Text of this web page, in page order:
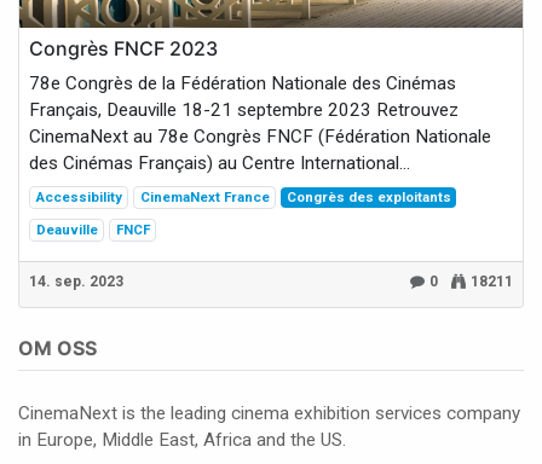
Congrès FNCF 2023
78e Congrès de la Fédération Nationale des Cinémas
Français, Deauville 18-21 septembre 2023 Retrouvez
CinemaNext au 78e Congrès FNCF (Fédération Nationale
des Cinémas Français) au Centre International...
Accessibility CinemaNext France
Congrès des exploitants
Deauville
FNCF
14. sep. 2023 0 18211
OM OSS
CinemaNext is the leading cinema exhibition services company
in Europe, Middle East, Africa and the US.